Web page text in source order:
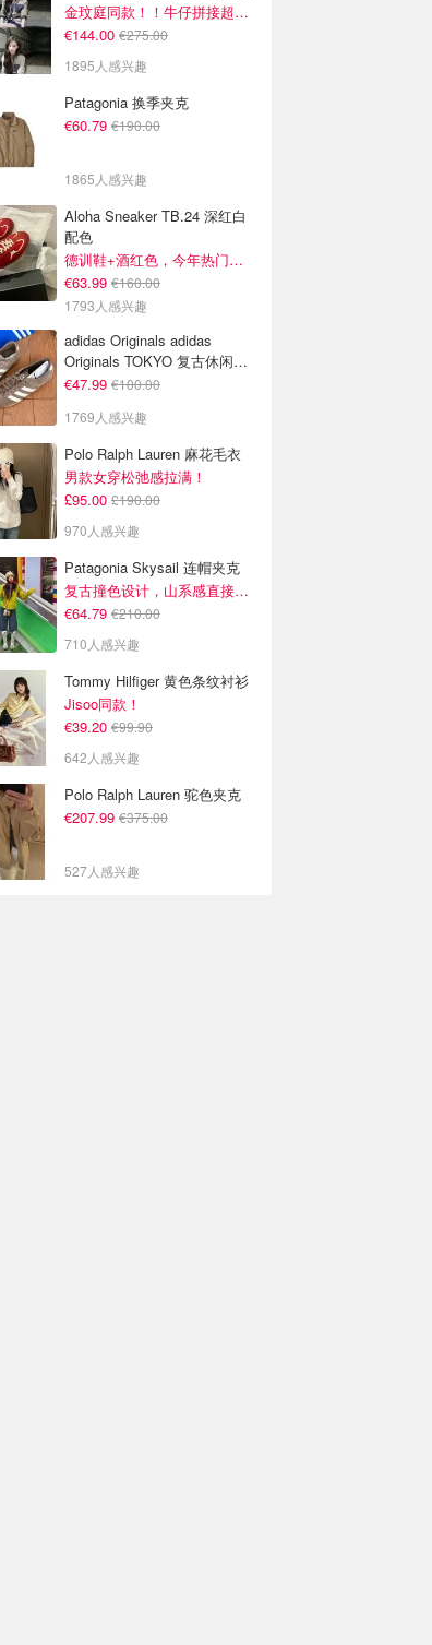
金玟庭同款！！牛仔拼接超有层次感
€144.00 €275.00
1895人感兴趣
Patagonia 换季夹克
€60.79 €190.00
1865人感兴趣
Aloha Sneaker TB.24 深红白
配色
德训鞋+酒红色，今年热门组合！
€63.99 €160.00
1793人感兴趣
adidas Originals adidas
Originals TOKYO 复古休闲鞋
深棕色
€47.99 €100.00
1769人感兴趣
Polo Ralph Lauren 麻花毛衣
男款女穿松弛感拉满！
£95.00 £190.00
970人感兴趣
Patagonia Skysail 连帽夹克
复古撞色设计，山系感直接拉满
€64.79 €210.00
710人感兴趣
Tommy Hilfiger 黄色条纹衬衫
Jisoo同款！
€39.20 €99.90
642人感兴趣
Polo Ralph Lauren 驼色夹克
€207.99 €375.00
527人感兴趣